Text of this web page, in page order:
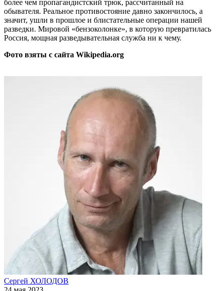
более чем пропагандистский трюк, рассчитанный на
обывателя. Реальное противостояние давно закончилось, а
значит, ушли в прошлое и блистательные операции нашей
разведки. Мировой «бензоколонке», в которую превратилась
Россия, мощная разведывательная служба ни к чему.
Фото взяты c сайта Wikipedia.org
Сергей ХОЛОДОВ